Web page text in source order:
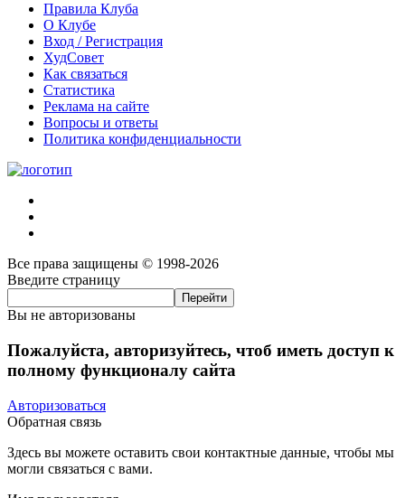
Правила Клуба
О Клубе
Вход / Регистрация
ХудСовет
Как связаться
Статистика
Реклама на сайте
Вопросы и ответы
Политика конфиденциальности
Все права защищены © 1998-2026
Введите страницу
Вы не авторизованы
Пожалуйста, авторизуйтесь, чтоб иметь доступ к
полному функционалу сайта
Авторизоваться
Обратная связь
Здесь вы можете оставить свои контактные данные, чтобы мы
могли связаться с вами.